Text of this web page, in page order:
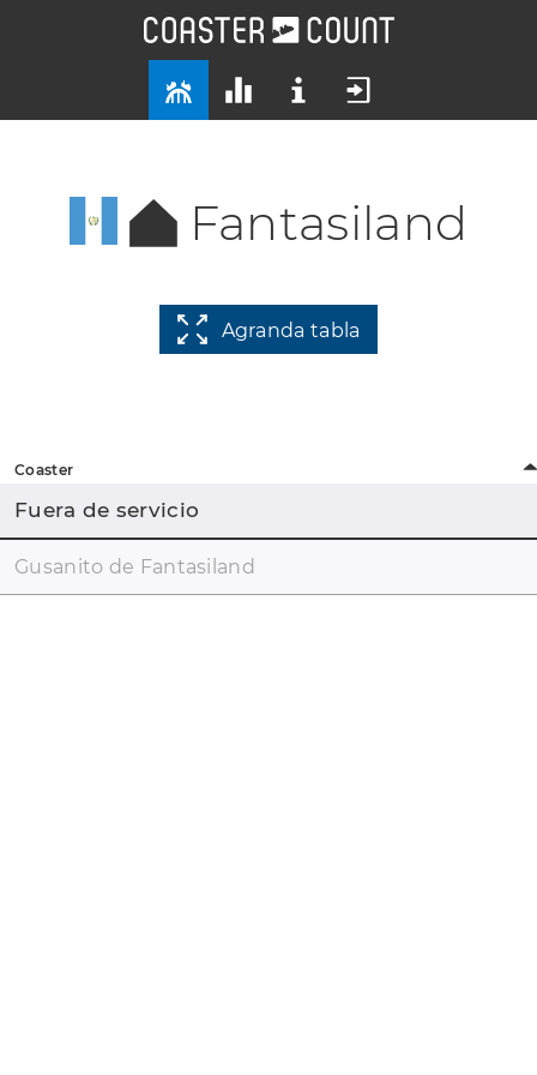
Fantasiland
Agranda tabla
Coaster
Fuera de servicio
Gusanito de Fantasiland